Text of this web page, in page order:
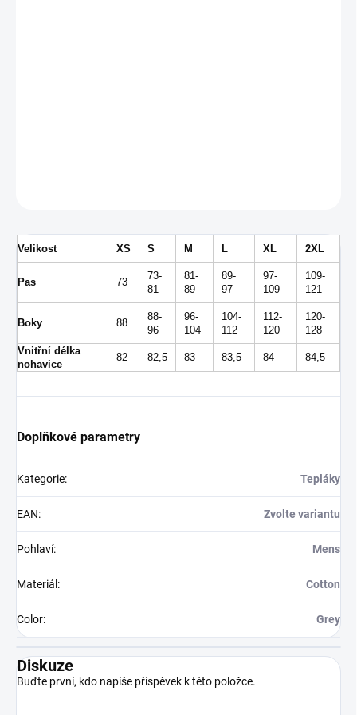
Velikost XS S M L XL 2XL
Pas 73
73-
81
81-
89
89-
97
97-
109
109-
121
Boky 88
88-
96
96-
104
104-
112
112-
120
120-
128
Vnitřní délka
nohavice
82 82,5 83 83,5 84 84,5
Doplňkové parametry
Kategorie: Tepláky
EAN: Zvolte variantu
Pohlaví: Mens
Materiál : Cotton
Color: Grey
Diskuze
Buďte první, kdo napíše příspěvek k této položce.